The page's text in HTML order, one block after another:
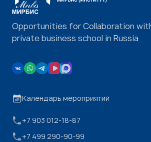
Opportunities for Collaboration
private business school in Russia
Календарь мероприятий
+7 903 012-18-87
+7 499 290-90-99